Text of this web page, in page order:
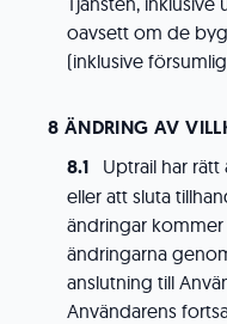
oavsett om de
(inklusive
ÄNDRING AV
Uptrail har rätt
eller att sluta
ändringar
ändringarna
anslutning till
Användarens